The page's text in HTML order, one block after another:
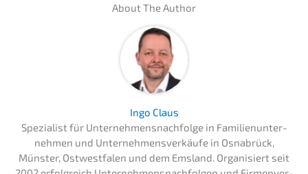
About The Author
Ingo Claus
Spezia­list für Unternehmens­nachfolge in Famili­en­un­ter­
neh­men und Unter­neh­mens­ver­käu­fe in Osnabrück,
Münster, Ostwest­fa­len und dem Emsland. Organi­siert seit